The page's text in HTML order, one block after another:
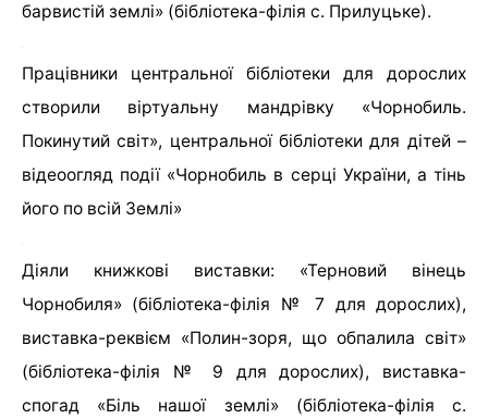
барвистій землі» (бібліотека-філія с. Прилуцьке).
Працівники центральної бібліотеки для дорослих
створили віртуальну мандрівку «Чорнобиль.
Покинутий світ», центральної бібліотеки для дітей –
відеоогляд події «Чорнобиль в серці України, а тінь
його по всій Землі»
Діяли книжкові виставки: «Терновий вінець
Чорнобиля» (бібліотека-філія № 7 для дорослих),
виставка-реквієм «Полин-зоря, що обпалила світ»
(бібліотека-філія № 9 для дорослих), виставка-
спогад «Біль нашої землі» (бібліотека-філія с.